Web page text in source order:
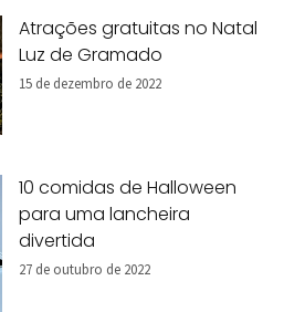
Atrações gratuitas no Natal
Luz de Gramado
15 de dezembro de 2022
10 comidas de Halloween
para uma lancheira
divertida
27 de outubro de 2022